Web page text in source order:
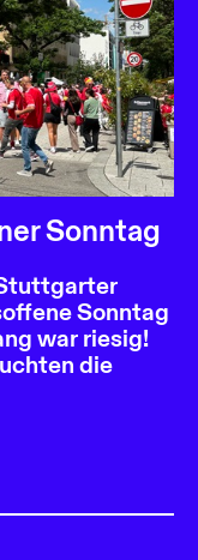
Sonntag
Sonntag
war riesig!
die